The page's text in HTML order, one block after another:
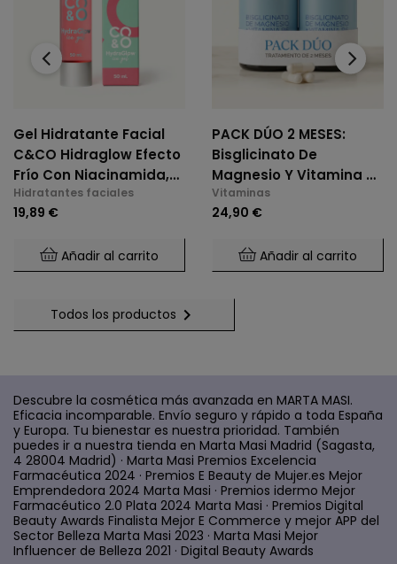
Gel Hidratante Facial
C&CO Hidraglow Efecto
Frío Con Niacinamida,
Xylitol, Panthenol,
Elastina Marina, Para
Hidratantes faciales
19,89 €
Añadir al carrito
PACK DÚO 2 MESES:
Bisglicinato De
Magnesio Y Vitamina B6
(2 X 60 Cáps.)
Vitaminas
24,90 €
Añadir al carrito
‹ ›
Todos los productos 
Descubre la cosmética más avanzada en MARTA MASI.
Eficacia incomparable. Envío seguro y rápido a toda España
y Europa. Tu bienestar es nuestra prioridad. También
puedes ir a nuestra tienda en Marta Masi Madrid (Sagasta,
4 28004 Madrid) · Marta Masi Premios Excelencia
Farmacéutica 2024 · Premios E Beauty de Mujer.es Mejor
Emprendedora 2024 Marta Masi · Premios idermo Mejor
Farmacéutico 2.0 Plata 2024 Marta Masi · Premios Digital
Beauty Awards Finalista Mejor E Commerce y mejor APP del
Sector Belleza Marta Masi 2023 · Marta Masi Mejor
Influencer de Belleza 2021 · Digital Beauty Awards